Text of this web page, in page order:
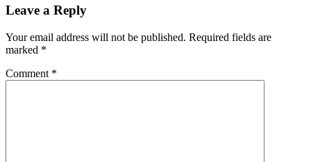
Leave a Reply
Your email address will not be published. Required fields are
marked *
Comment *